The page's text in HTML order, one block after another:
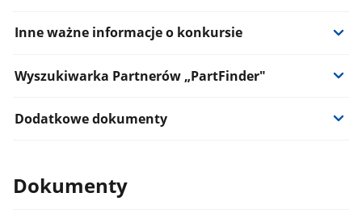
Inne ważne informacje o konkursie
Wyszukiwarka Partnerów „PartFinder"
Dodatkowe dokumenty
Dokumenty